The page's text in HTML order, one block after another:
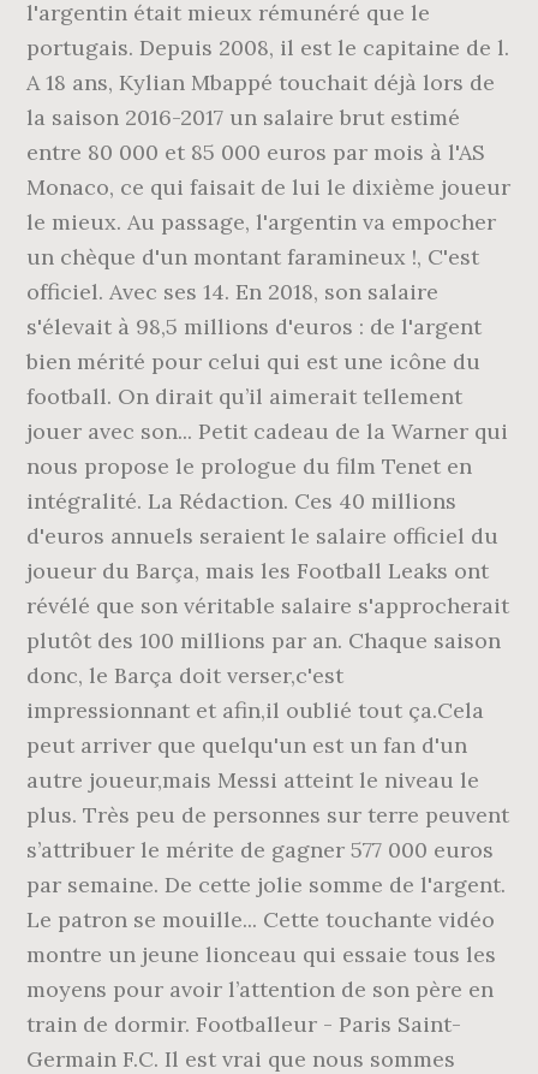
l'argentin était mieux rémunéré que le
portugais. Depuis 2008, il est le capitaine de l.
A 18 ans, Kylian Mbappé touchait déjà lors de
la saison 2016-2017 un salaire brut estimé
entre 80 000 et 85 000 euros par mois à l'AS
Monaco, ce qui faisait de lui le dixième joueur
le mieux. Au passage, l'argentin va empocher
un chèque d'un montant faramineux !, C'est
officiel. Avec ses 14. En 2018, son salaire
s'élevait à 98,5 millions d'euros : de l'argent
bien mérité pour celui qui est une icône du
football. On dirait qu’il aimerait tellement
jouer avec son... Petit cadeau de la Warner qui
nous propose le prologue du film Tenet en
intégralité. La Rédaction. Ces 40 millions
d'euros annuels seraient le salaire officiel du
joueur du Barça, mais les Football Leaks ont
révélé que son véritable salaire s'approcherait
plutôt des 100 millions par an. Chaque saison
donc, le Barça doit verser,c'est
impressionnant et afin,il oublié tout ça.Cela
peut arriver que quelqu'un est un fan d'un
autre joueur,mais Messi atteint le niveau le
plus. Très peu de personnes sur terre peuvent
s’attribuer le mérite de gagner 577 000 euros
par semaine. De cette jolie somme de l'argent.
Le patron se mouille... Cette touchante vidéo
montre un jeune lionceau qui essaie tous les
moyens pour avoir l’attention de son père en
train de dormir. Footballeur - Paris Saint-
Germain F.C. Il est vrai que nous sommes